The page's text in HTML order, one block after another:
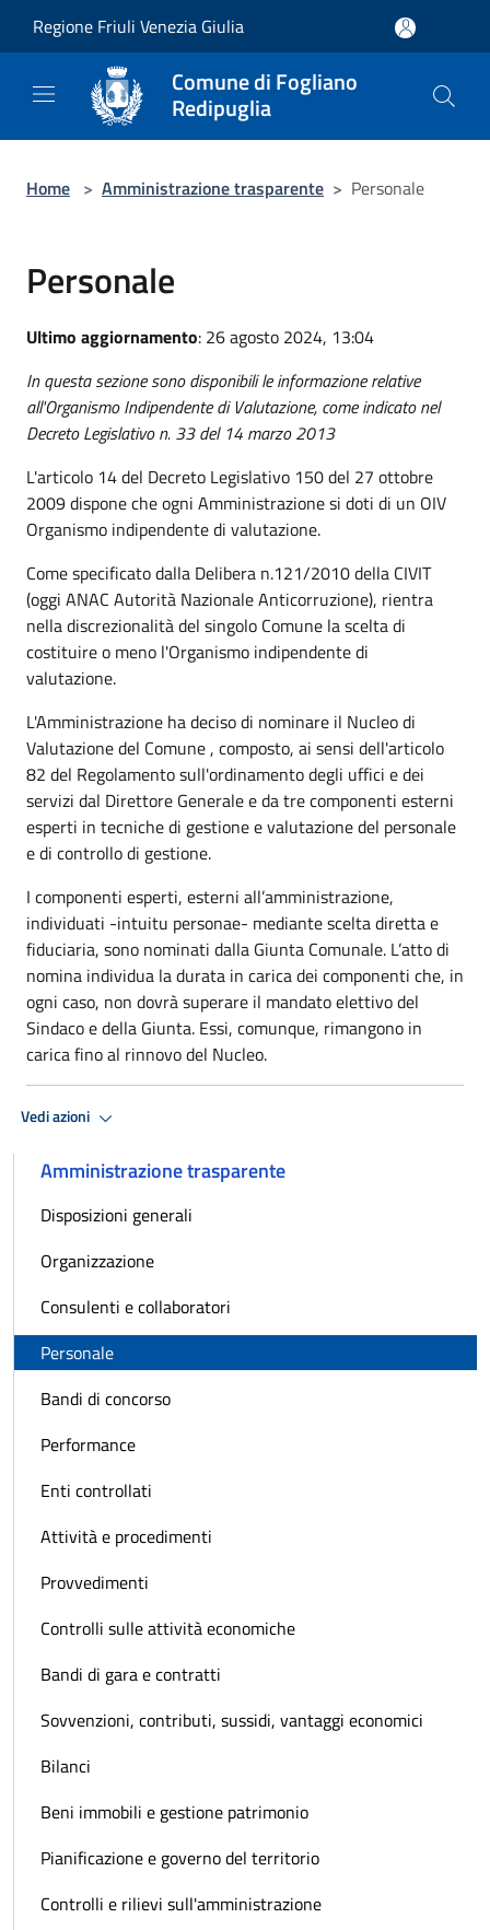
Regione Friuli Venezia Giulia
Comune di Fogliano
Redipuglia
Home > Amministrazione trasparente > Personale
Personale
Ultimo aggiornamento: 26 agosto 2024, 13:04
In questa sezione sono disponibili le informazione relative
all'Organismo Indipendente di Valutazione, come indicato nel
Decreto Legislativo n. 33 del 14 marzo 2013
L'articolo 14 del Decreto Legislativo 150 del 27 ottobre
2009 dispone che ogni Amministrazione si doti di un OIV
Organismo indipendente di valutazione.
Come specificato dalla Delibera n.121/2010 della CIVIT
(oggi ANAC Autorità Nazionale Anticorruzione), rientra
nella discrezionalità del singolo Comune la scelta di
costituire o meno l'Organismo indipendente di
valutazione.
L'Amministrazione ha deciso di nominare il Nucleo di
Valutazione del Comune , composto, ai sensi dell'articolo
82 del Regolamento sull'ordinamento degli uffici e dei
servizi dal Direttore Generale e da tre componenti esterni
esperti in tecniche di gestione e valutazione del personale
e di controllo di gestione.
I componenti esperti, esterni all’amministrazione,
individuati -intuitu personae- mediante scelta diretta e
fiduciaria, sono nominati dalla Giunta Comunale. L’atto di
nomina individua la durata in carica dei componenti che, in
ogni caso, non dovrà superare il mandato elettivo del
Sindaco e della Giunta. Essi, comunque, rimangono in
carica fino al rinnovo del Nucleo.
Vedi azioni
Amministrazione trasparente
Disposizioni generali
Organizzazione
Consulenti e collaboratori
Personale
Bandi di concorso
Performance
Enti controllati
Attività e procedimenti
Provvedimenti
Controlli sulle attività economiche
Bandi di gara e contratti
Sovvenzioni, contributi, sussidi, vantaggi economici
Bilanci
Beni immobili e gestione patrimonio
Pianificazione e governo del territorio
Controlli e rilievi sull'amministrazione